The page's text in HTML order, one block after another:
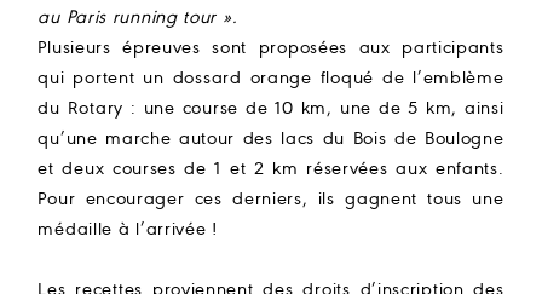
au Paris running tour ».
Plusieurs épreuves sont proposées aux participants
qui portent un dossard orange floqué de l’emblème
du Rotary : une course de 10 km, une de 5 km, ainsi
qu’une marche autour des lacs du Bois de Boulogne
et deux courses de 1 et 2 km réservées aux enfants.
Pour encourager ces derniers, ils gagnent tous une
médaille à l’arrivée !